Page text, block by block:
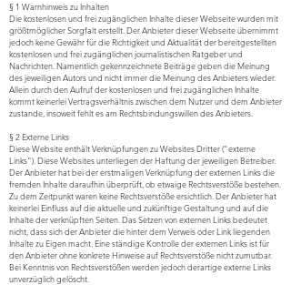
§ 1 Warnhinweis zu Inhalten
Die kostenlosen und frei zugänglichen Inhalte dieser Webseite wurden mit
größtmöglicher Sorgfalt erstellt. Der Anbieter dieser Webseite übernimmt
jedoch keine Gewähr für die Richtigkeit und Aktualität der bereitgestellten
kostenlosen und frei zugänglichen journalistischen Ratgeber und
Nachrichten. Namentlich gekennzeichnete Beiträge geben die Meinung
des jeweiligen Autors und nicht immer die Meinung des Anbieters wieder.
Allein durch den Aufruf der kostenlosen und frei zugänglichen Inhalte
kommt keinerlei Vertragsverhältnis zwischen dem Nutzer und dem Anbieter
zustande, insoweit fehlt es am Rechtsbindungswillen des Anbieters.
§ 2 Externe Links
Diese Website enthält Verknüpfungen zu Websites Dritter ("externe
Links"). Diese Websites unterliegen der Haftung der jeweiligen Betreiber.
Der Anbieter hat bei der erstmaligen Verknüpfung der externen Links die
fremden Inhalte daraufhin überprüft, ob etwaige Rechtsverstöße bestehen.
Zu dem Zeitpunkt waren keine Rechtsverstöße ersichtlich. Der Anbieter hat
keinerlei Einfluss auf die aktuelle und zukünftige Gestaltung und auf die
Inhalte der verknüpften Seiten. Das Setzen von externen Links bedeutet
nicht, dass sich der Anbieter die hinter dem Verweis oder Link liegenden
Inhalte zu Eigen macht. Eine ständige Kontrolle der externen Links ist für
den Anbieter ohne konkrete Hinweise auf Rechtsverstöße nicht zumutbar.
Bei Kenntnis von Rechtsverstößen werden jedoch derartige externe Links
unverzüglich gelöscht.